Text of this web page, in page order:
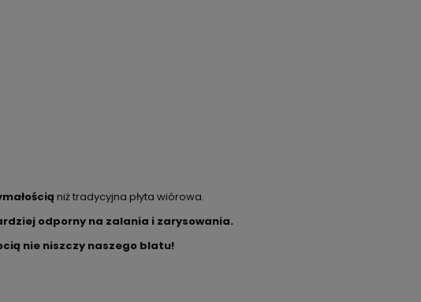
niż tradycyjna płyta wiórowa.
odporny na zalania i zarysowania.
nie niszczy naszego blatu!